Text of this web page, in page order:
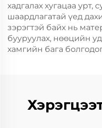
хадгалах хугацаа урт,
шаардлагатай үед
зэрэгтэй байх нь
бууруулах, нөөцийн
хамгийн бага